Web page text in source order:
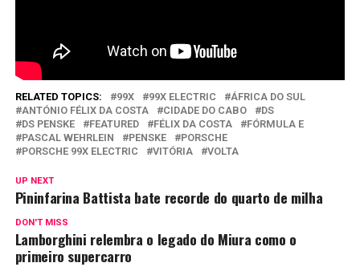
RELATED TOPICS: 99X 99X ELECTRIC
ÁFRICA DO SUL
ANTÓNIO FÉLIX DA COSTA
CIDADE DO CABO
DS
DS PENSKE
FEATURED FÉLIX DA COSTA
FÓRMULA E
PASCAL WEHRLEIN
PENSKE
PORSCHE
PORSCHE 99X ELECTRIC
VITÓRIA VOLTA
UP NEXT
Pininfarina Battista bate recorde do quarto de milha
DON'T MISS
Lamborghini relembra o legado do Miura como o
primeiro supercarro